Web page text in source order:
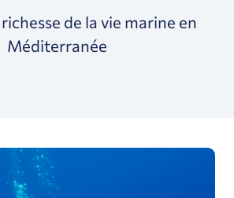
de la vie marine en
Méditerranée